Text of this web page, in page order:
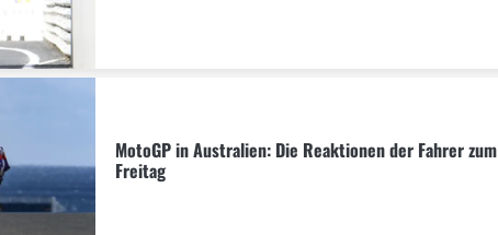
MotoGP in Australien: Die Reaktionen der Fahrer zum
Freitag